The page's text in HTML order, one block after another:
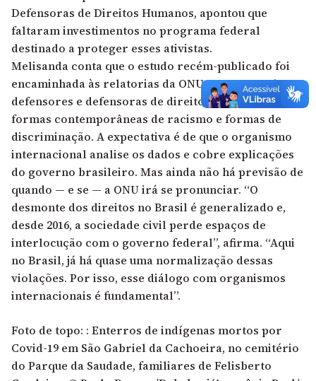
Defensoras de Direitos Humanos, apontou que
faltaram investimentos no programa federal
destinado a proteger esses ativistas.
Melisanda conta que o estudo recém-publicado foi
encaminhada às relatorias da ONU que tratam de
defensores e defensoras de direitos humanos,
formas contemporâneas de racismo e formas de
discriminação. A expectativa é de que o organismo
internacional analise os dados e cobre explicações
do governo brasileiro. Mas ainda não há previsão de
quando — e se — a ONU irá se pronunciar. “O
desmonte dos direitos no Brasil é generalizado e,
desde 2016, a sociedade civil perde espaços de
interlocução com o governo federal”, afirma. “Aqui
no Brasil, já há quase uma normalização dessas
violações. Por isso, esse diálogo com organismos
internacionais é fundamental”.
Foto de topo: : Enterros de indígenas mortos por
Covid-19 em São Gabriel da Cachoeira, no cemitério
do Parque da Saudade, familiares de Felisberto